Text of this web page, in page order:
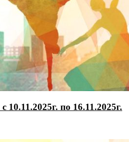
10.11.2025г. по 16.11.2025г.